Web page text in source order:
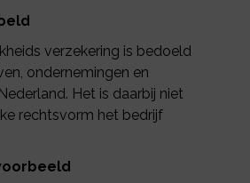
verzekering is bedoeld
ondernemingen en
Het is daarbij niet
rechtsvorm het bedrijf